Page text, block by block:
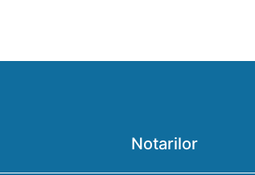
Notarilor